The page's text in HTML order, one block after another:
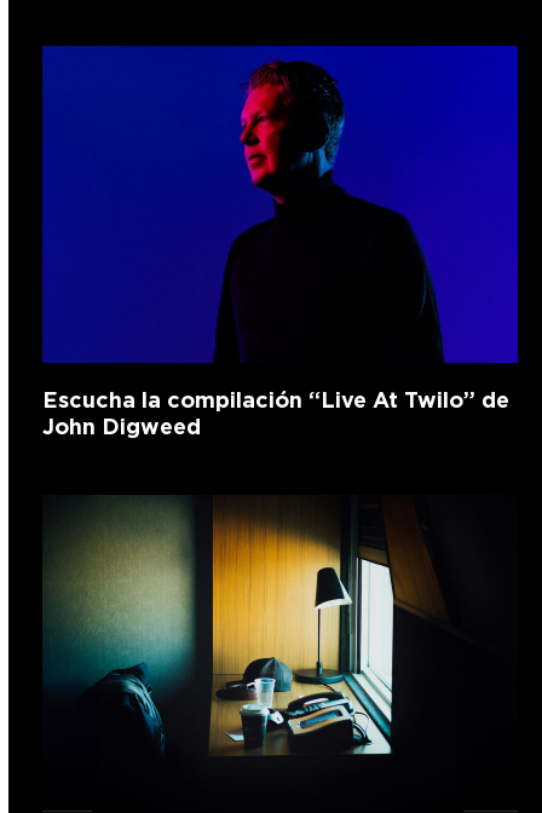
Escucha la compilación “Live At Twilo” de
John Digweed